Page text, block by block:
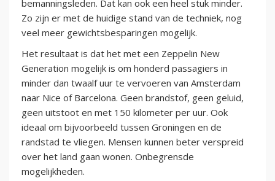
bemanningsleden. Dat kan ook een heel stuk minder.
Zo zijn er met de huidige stand van de techniek, nog
veel meer gewichtsbesparingen mogelijk.
Het resultaat is dat het met een Zeppelin New
Generation mogelijk is om honderd passagiers in
minder dan twaalf uur te vervoeren van Amsterdam
naar Nice of Barcelona. Geen brandstof, geen geluid,
geen uitstoot en met 150 kilometer per uur. Ook
ideaal om bijvoorbeeld tussen Groningen en de
randstad te vliegen. Mensen kunnen beter verspreid
over het land gaan wonen. Onbegrensde
mogelijkheden.